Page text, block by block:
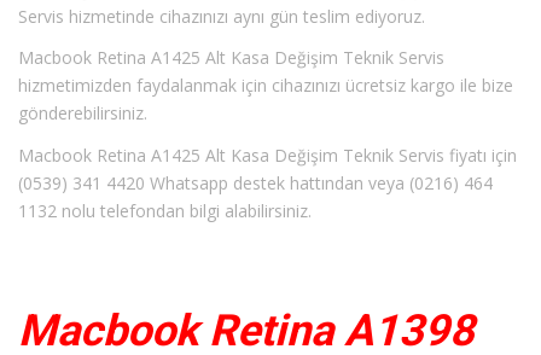
Servis hizmetinde cihazınızı aynı gün teslim ediyoruz.
Macbook Retina A1425 Alt Kasa Değişim Teknik Servis
hizmetimizden faydalanmak için cihazınızı ücretsiz kargo ile bize
gönderebilirsiniz.
Macbook Retina A1425 Alt Kasa Değişim Teknik Servis fiyatı için
(0539) 341 4420 Whatsapp destek hattından veya (0216) 464
1132 nolu telefondan bilgi alabilirsiniz.
Macbook Retina A1398